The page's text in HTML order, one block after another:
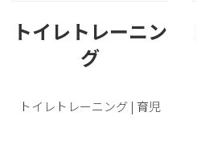
トイレトレーニン
グ
トイレトレーニング | 育児